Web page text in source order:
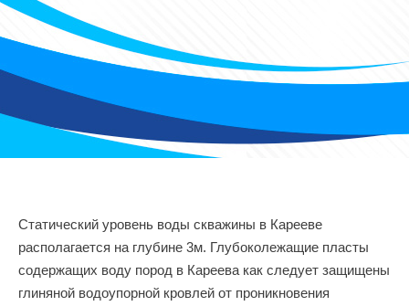
Статический уровень воды скважины в Карееве
располагается на глубине 3м. Глубоколежащие пласты
содержащих воду пород в Кареева как следует защищены
глиняной водоупорной кровлей от проникновения